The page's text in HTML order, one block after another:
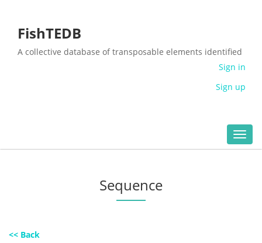
FishTEDB
A collective database of transposable elements identified
Sign in
Sign up
Sequence
<< Back